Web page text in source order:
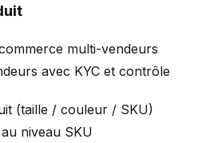
multi-vendeurs
avec KYC et contrôle
(taille / couleur / SKU)
niveau SKU